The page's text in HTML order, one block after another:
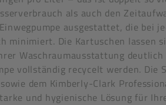
als auch den
ausgestattet, die bei
Die Kartuschen lassen
Waschraumausstattung
vollständig recycelt werden.
dem Kimberly-Clark
und hygienische Lösung für